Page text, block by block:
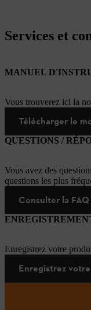
Services et
MANUEL
Vous trouverez ici la
Télécharger le
QUESTIONS /
Vous avez des
questions les plus
Consulter la FAQ
Enregistrez votre
Enregistrez